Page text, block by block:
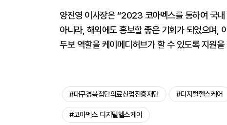
양진영 이사장은 “2023 코아멕스를 통하여 국
아니라, 해외에도 홍보할 좋은 기회가 되었으며,
두보 역할을 케이메디허브가 할 수 있도록 지원
#대구경북첨단의료산업진흥재단 #디지털헬스케어
#코아멕스 디지털헬스케어